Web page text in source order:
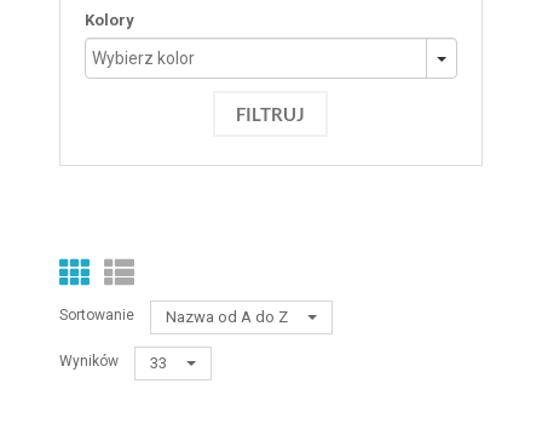
Kolory
FILTRUJ
Sortowanie Nazwa od A do Z
Wyników 33